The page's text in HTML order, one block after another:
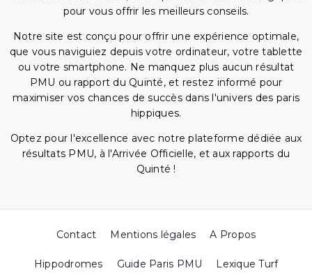
pour vous offrir les meilleurs conseils.
Notre site est conçu pour offrir une expérience optimale,
que vous naviguiez depuis votre ordinateur, votre tablette
ou votre smartphone. Ne manquez plus aucun résultat
PMU ou rapport du Quinté, et restez informé pour
maximiser vos chances de succès dans l'univers des paris
hippiques.
Optez pour l'excellence avec notre plateforme dédiée aux
résultats PMU, à l'Arrivée Officielle, et aux rapports du
Quinté !
Contact Mentions légales A Propos
Hippodromes Guide Paris PMU Lexique Turf